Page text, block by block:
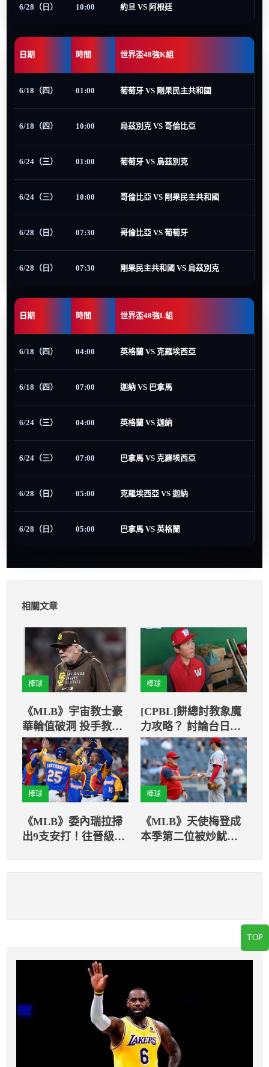
6/28（日） 10:00 約旦 VS 阿根廷
日期 時間 世界盃48強K組
6/18（四） 01:00 葡萄牙 VS 剛果民主共和國
6/18（四） 10:00 烏茲別克 VS 哥倫比亞
6/24（三） 01:00 葡萄牙 VS 烏茲別克
6/24（三） 10:00 哥倫比亞 VS 剛果民主共和國
6/28（日） 07:30 哥倫比亞 VS 葡萄牙
6/28（日） 07:30 剛果民主共和國 VS 烏茲別克
日期 時間 世界盃48強L組
6/18（四） 04:00 英格蘭 VS 克羅埃西亞
6/18（四） 07:00 迦納 VS 巴拿馬
6/24（三） 04:00 英格蘭 VS 迦納
6/24（三） 07:00 巴拿馬 VS 克羅埃西亞
6/28（日） 05:00 克羅埃西亞 VS 迦納
6/28（日） 05:00 巴拿馬 VS 英格蘭
相關文章
棒球
《MLB》宇宙教士豪
華輪值破洞 投手教練
慘遭炒魷魚
棒球
[CPBL]餅總討教象魔
力攻略？ 討論台日交
流賽
棒球
《MLB》委內瑞拉掃
出9支安打！往晉級之
棒球
《MLB》天使梅登成
本季第二位被炒魷魚
TOP